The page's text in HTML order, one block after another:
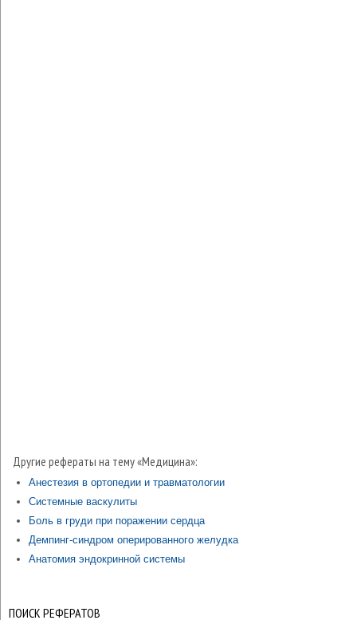
Другие рефераты на тему «Медицина»:
Анестезия в ортопедии и травматологии
Системные васкулиты
Боль в груди при поражении сердца
Демпинг-синдром оперированного желудка
Анатомия эндокринной системы
ПОИСК РЕФЕРАТОВ